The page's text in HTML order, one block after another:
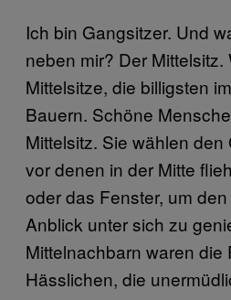
Ich bin Gangsitzer. Und
neben mir? Der Mittelsitz.
Mittelsitze, die billigsten
Bauern. Schöne
Mittelsitz. Sie wählen
vor denen in der Mitte
oder das Fenster, um
Anblick unter sich zu
Mittelnachbarn waren die
Hässlichen, die